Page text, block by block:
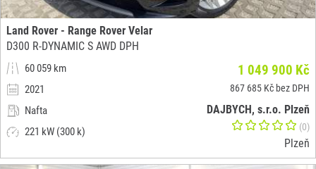
Land Rover - Range Rover Velar
D300 R-DYNAMIC S AWD DPH
60 059 km
2021
Nafta
221 kW (300 k)
1 049 900 Kč
867 685 Kč bez DPH
DAJBYCH, s.r.o. Plzeň
(0)
Plzeň